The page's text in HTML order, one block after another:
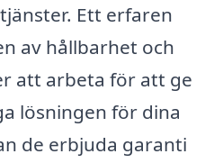
Ett erfaren
av hållbarhet och
att arbeta för att ge
lösningen för dina
de erbjuda garanti